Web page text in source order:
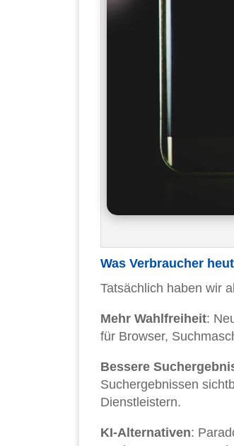
Was Verbraucher
Tatsächlich haben wir
Mehr Wahlfreiheit:
für Browser,
Bessere
Suchergebnissen
Dienstleistern.
KI-Alternativen: